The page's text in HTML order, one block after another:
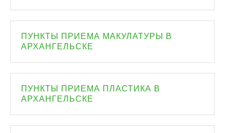
ПУНКТЫ ПРИЕМА МАКУЛАТУРЫ В
АРХАНГЕЛЬСКЕ
ПУНКТЫ ПРИЕМА ПЛАСТИКА В
АРХАНГЕЛЬСКЕ